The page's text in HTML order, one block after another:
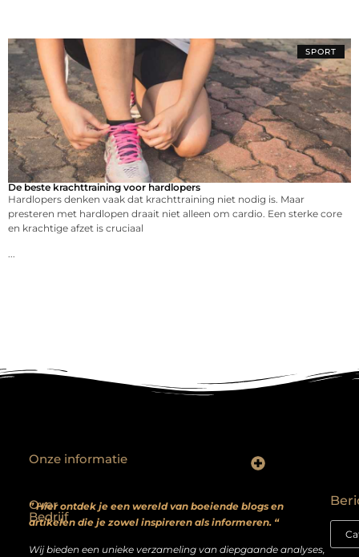
SPORT
De beste krachttraining voor hardlopers
Hardlopers denken vaak dat krachttraining niet nodig is. Maar
presteren met hardlopen draait niet alleen om cardio. Een sterke core
en krachtige afzet is cruciaal
...
Over
Bedrijf
” Hier ontdek je een wereld van boeiende blogs en
artikelen die je zowel inspireren als informeren. “
Wij bieden een unieke verzameling van diepgaande analyses,
Onze informatie